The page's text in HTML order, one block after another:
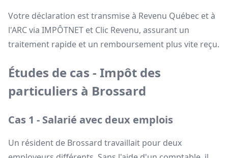
Votre déclaration est transmise à Revenu Québec et à
l'ARC via IMPÔTNET et Clic Revenu, assurant un
traitement rapide et un remboursement plus vite reçu.
Études de cas - Impôt des
particuliers à Brossard
Cas 1 - Salarié avec deux emplois
Un résident de Brossard travaillait pour deux